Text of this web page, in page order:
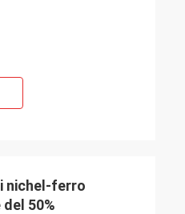
nichel-ferro
50%